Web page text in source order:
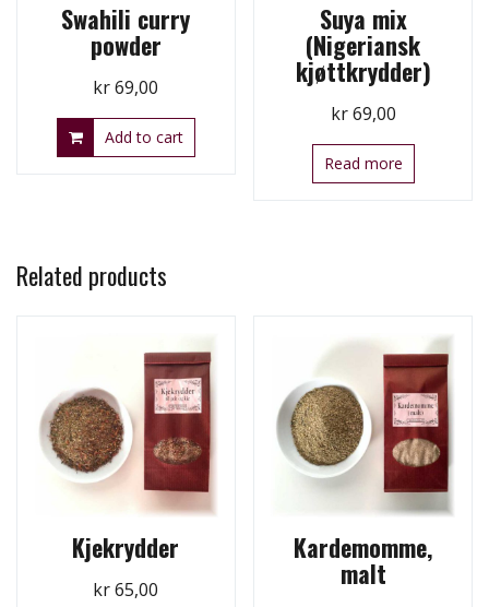
Swahili curry
powder
kr69,00
Add to cart
Suya mix
(Nigeriansk
kjøttkrydder)
kr69,00
Read more
Related products
Kjekrydder
kr65,00
Kardemomme,
malt